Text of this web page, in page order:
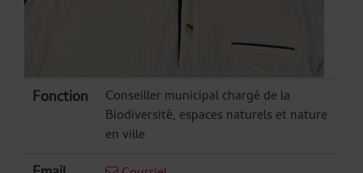
Contenu de la fiche
Fonction
Conseiller municipal chargé de la
Biodiversité, espaces naturels et nature
en ville